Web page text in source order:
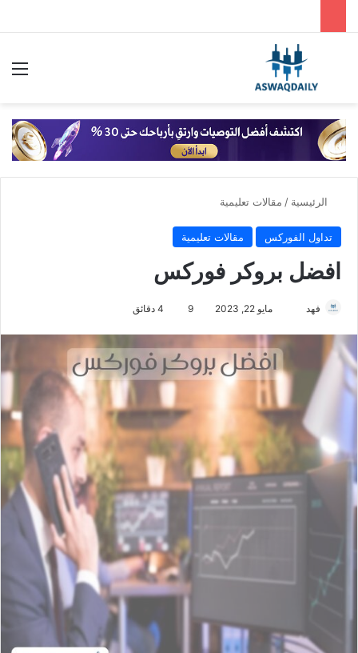
بحث عن
الرئيسية / مقالات تعليمية
تداول الفوركس مقالات تعليمية
افضل بروكر فوركس
فهد
ر
إ
ل
ا
مايو 22, 2023 9